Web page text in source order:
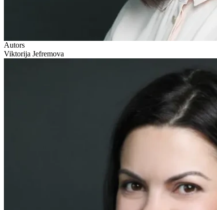
Autors
Viktorija Jefremova